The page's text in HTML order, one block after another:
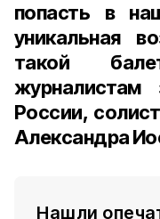
попасть в
уникальная
такой
журналистам
России,
Александра
Нашли